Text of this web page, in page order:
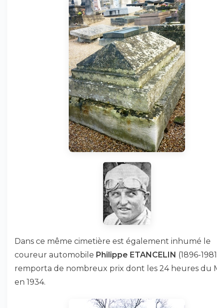
Dans ce même cimetière est également inhumé le
coureur automobile Philippe ETANCELIN (1896-
remporta de nombreux prix dont les 24 heures du
en 1934.